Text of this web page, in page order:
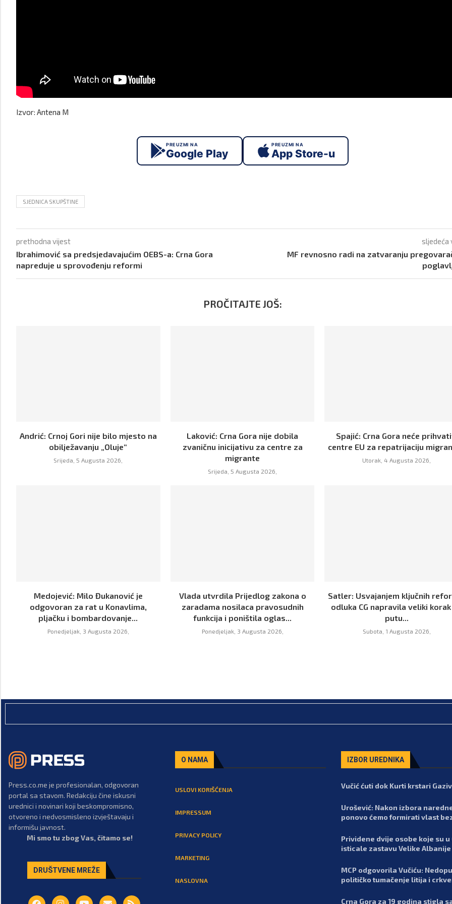
Izvor: Antena M
PREUZMI NA
Google Play
PREUZMI NA
App Store-u
SJEDNICA SKUPŠTINE
prethodna vijest
Ibrahimović sa predsjedavajućim OEBS-a: Crna Gora
napreduje u sprovođenju reformi
sljedeća
MF revnosno radi na zatvaranju
PROČITAJTE JOŠ:
Andrić: Crnoj Gori nije bilo mjesto na
obilježavanju „Oluje“
Srijeda, 5 Augusta 2026,
Laković: Crna Gora nije dobila
zvaničnu inicijativu za centre za
migrante
Srijeda, 5 Augusta 2026,
Spajić: Crna Gora neće
centre EU za repatrijaciju
Utorak, 4 Augusta 2026,
Medojević: Milo Đukanović je
odgovoran za rat u Konavlima,
pljačku i bombardovanje...
Ponedjeljak, 3 Augusta 2026,
Vlada utvrdila Prijedlog zakona o
zaradama nosilaca pravosudnih
funkcija i poništila oglas...
Ponedjeljak, 3 Augusta 2026,
Satler: Usvajanjem ključnih
odluka CG napravila veliki korak
putu...
Subota, 1 Augusta 2026,
Press.co.me je profesionalan, odgovoran
portal sa stavom. Redakciju čine iskusni
urednici i novinari koji beskompromisno,
otvoreno i nedvosmisleno izvještavaju i
informišu javnost.
Mi smo tu zbog Vas, čitamo se!
DRUŠTVENE MREŽE
O NAMA
USLOVI KORIŠĆENJA
IMPRESSUM
PRIVACY POLICY
MARKETING
NASLOVNA
IZBOR UREDNIKA
Vučić ćuti dok Kurti krstari
Urošević: Nakon izbora
ponovo ćemo formirati vlast
Prividene dvije osobe koje su u
isticale zastavu Velike Albanije
MCP odgovorila Vučiću:
političko tumačenje litija i
Crna Gora za 19 godina stigla